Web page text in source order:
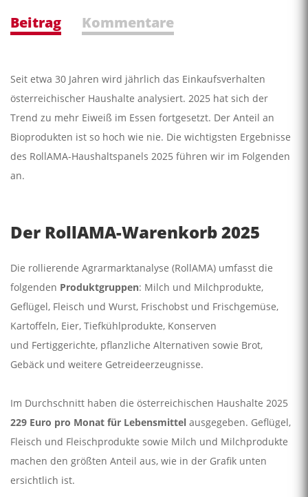
Beitrag Kommentare
Seit etwa 30 Jahren wird jährlich das Einkaufsverhalten
österreichischer Haushalte analysiert. 2025 hat sich der
Trend zu mehr Eiweiß im Essen fortgesetzt. Der Anteil an
Bioprodukten ist so hoch wie nie. Die wichtigsten Ergebnisse
des RollAMA-Haushaltspanels 2025 führen wir im Folgenden
an.
Der RollAMA-Warenkorb 2025
Die rollierende Agrarmarktanalyse (RollAMA) umfasst die
folgenden Produktgruppen: Milch und Milchprodukte,
Geflügel, Fleisch und Wurst, Frischobst und Frischgemüse,
Kartoffeln, Eier, Tiefkühlprodukte, Konserven
und Fertiggerichte, pflanzliche Alternativen sowie Brot,
Gebäck und weitere Getreideerzeugnisse.
Im Durchschnitt haben die österreichischen Haushalte 2025
229 Euro pro Monat für Lebensmittel ausgegeben. Geflügel,
Fleisch und Fleischprodukte sowie Milch und Milchprodukte
machen den größten Anteil aus, wie in der Grafik unten
ersichtlich ist.